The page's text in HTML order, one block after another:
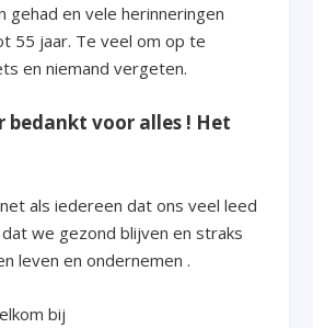
gehad en vele herinneringen
55 jaar. Te veel om op te
en niemand vergeten.
bedankt voor alles ! Het
als iedereen dat ons veel leed
we gezond blijven en straks
leven en ondernemen .
bij